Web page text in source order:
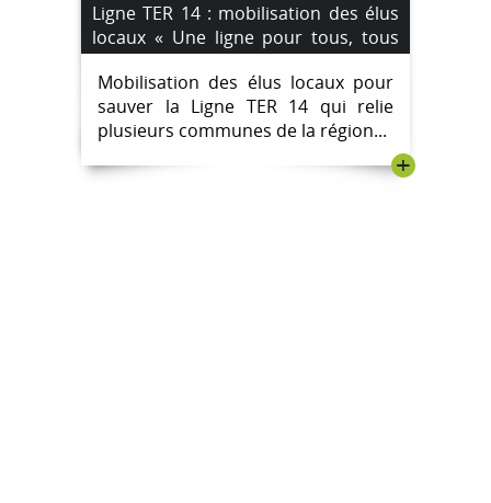
Ligne TER 14 : mobilisation des élus
locaux « Une ligne pour tous, tous
pour la ligne ! »
Mobilisation des élus locaux pour
sauver la Ligne TER 14 qui relie
plusieurs communes de la région...
+